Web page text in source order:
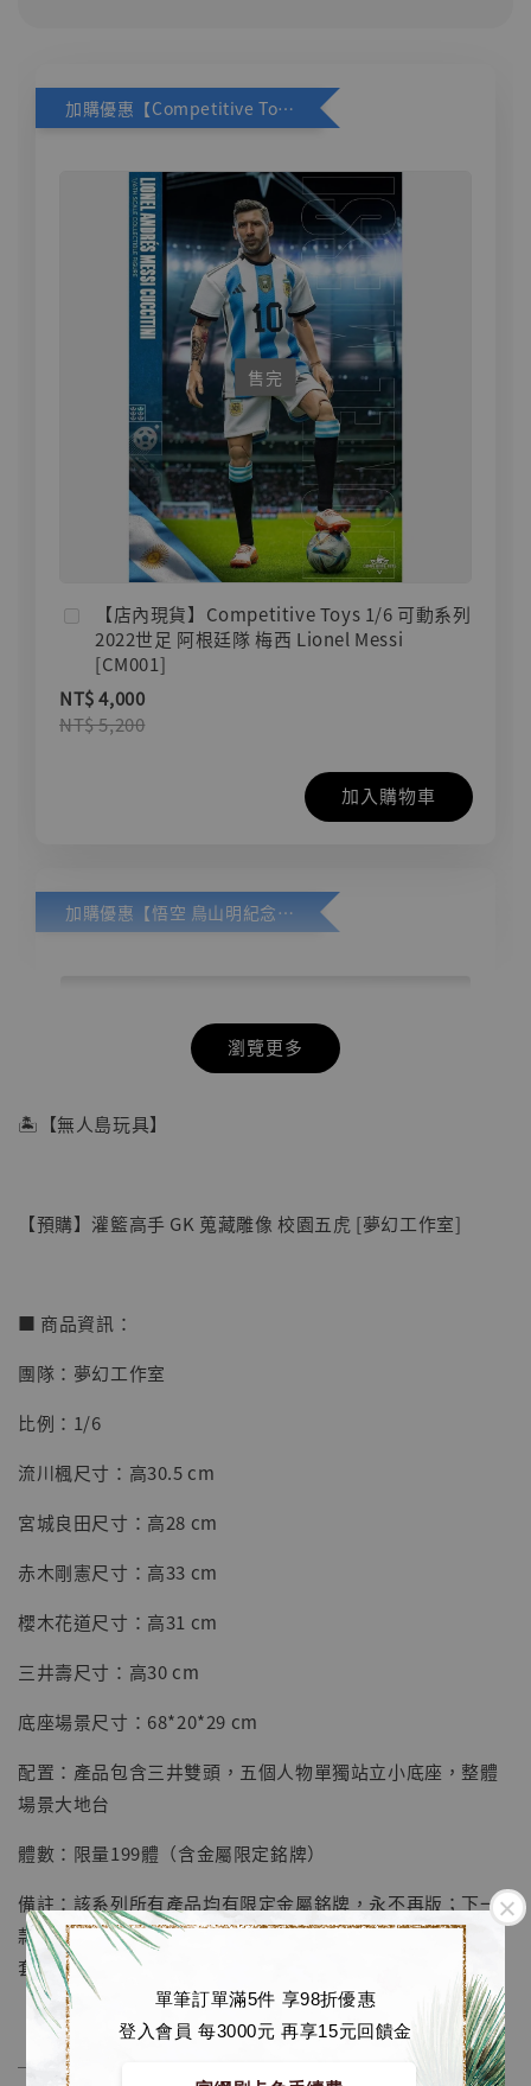
單筆訂單滿5件 享98折優惠
登入會員 每3000元 再享15元回饋金
加購優惠【Competitive Toys 梅西 [CM001]】
售完
【店內現貨】Competitive Toys 1/6 可動系列
2022世足 阿根廷隊 梅西 Lionel Messi
[CM001]
NT$ 4,000
NT$ 5,200
加入購物車
加購優惠【悟空 鳥山明紀念款 [奇蹟工作室]】
【店內現貨】七龍珠 系列蒐藏雕像 悟空 鳥山
NT$ 4,280
NT$ 5,580
瀏覽更多
🏝【無人島玩具】
【預購】灌籃高手 GK 蒐藏雕像 校園五虎 [夢幻工作室]
■ 商品資訊：
團隊：夢幻工作室
比例：1/6
流川楓尺寸：高30.5 cm
宮城良田尺寸：高28 cm
赤木剛憲尺寸：高33 cm
櫻木花道尺寸：高31 cm
三井壽尺寸：高30 cm
底座場景尺寸：68*20*29 cm
配置：產品包含三井雙頭，五個人物單獨站立小底座，整體
場景大地台
體數：限量199體（含金屬限定銘牌）
備註：該系列所有產品均有限定金屬銘牌，永不再版；下一
款晴子，可共鳴夢幻所有同系列；人物高度均不含底座；全
套不單賣，五個統一一套包裝
──────────────